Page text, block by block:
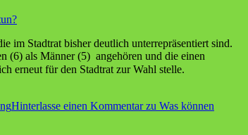
im Stadtrat bisher deutlich unterrepräsentiert sind.
(6) als Männer (5) angehören und die einen
erneut für den Stadtrat zur Wahl stelle.
Hinterlasse einen Kommentarzu Was können